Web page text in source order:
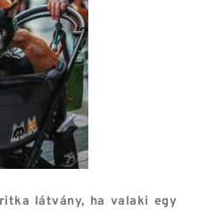
látvány, ha valaki egy